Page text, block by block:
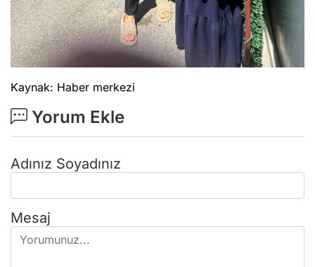
Kaynak: Haber merkezi
Yorum Ekle
Adınız Soyadınız
Mesaj